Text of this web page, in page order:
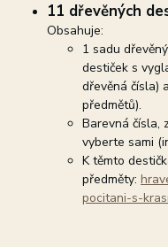
11 dřevěných
Obsahuje:
1 sadu
destiček s
dřevěná čísla)
předmětů).
Barevná čísla,
vyberte sami
K těmto
předměty:
pocitani-s-